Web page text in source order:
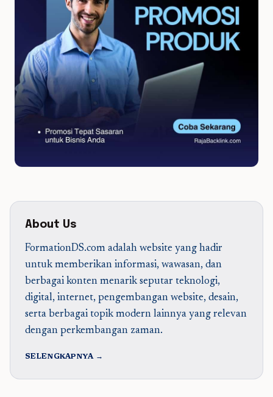
About Us
FormationDS.com adalah website yang hadir
untuk memberikan informasi, wawasan, dan
berbagai konten menarik seputar teknologi,
digital, internet, pengembangan website, desain,
serta berbagai topik modern lainnya yang relevan
dengan perkembangan zaman.
SELENGKAPNYA →